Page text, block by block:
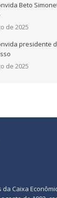
Beto
de 2025
presidente
de 2025
Caixa